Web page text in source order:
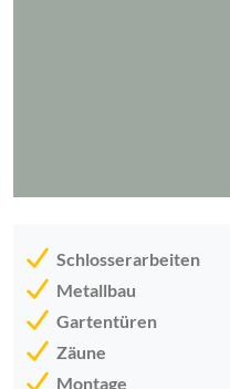
Schlosserarbeiten
Metallbau
Gartentüren
Zäune
Montage